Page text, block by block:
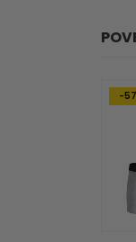
-